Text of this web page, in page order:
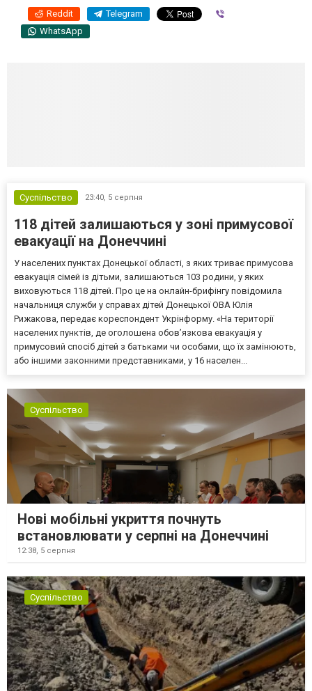
Reddit Telegram
WhatsApp
Суспільство 23:40, 5 серпня
118 дітей залишаються у зоні примусової
евакуації на Донеччині
У населених пунктах Донецької області, з яких триває примусова
евакуація сімей із дітьми, залишаються 103 родини, у яких
виховуються 118 дітей. Про це на онлайн-брифінгу повідомила
начальниця служби у справах дітей Донецької ОВА Юлія
Рижакова, передає кореспондент Укрінформу. «На території
населених пунктів, де оголошена обов’язкова евакуація у
примусовий спосіб дітей з батьками чи особами, що їх замінюють,
або іншими законними представниками, у 16 населен...
Суспільство
Нові мобільні укриття почнуть
встановлювати у серпні на Донеччині
12:38, 5 серпня
Суспільство